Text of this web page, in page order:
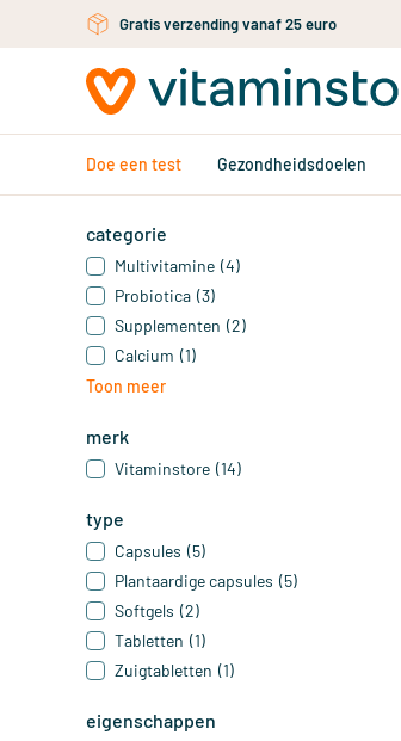
Ga naar de hoofdinhoudGratis verzending vanaf 25 euro
Doe een test Gezondheidsdoelen
categorie
Multivitamine (4)
Probiotica (3)
Supplementen (2)
Calcium (1)
Toon meer
merk
Vitaminstore (14)
type
Capsules (5)
Plantaardige capsules (5)
Softgels (2)
Tabletten (1)
Zuigtabletten (1)
eigenschappen